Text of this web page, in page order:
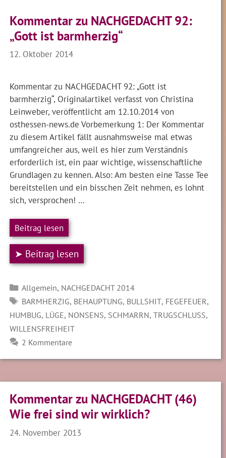
Kommentar zu NACHGEDACHT 92:
„Gott ist barmherzig“
12. Oktober 2014
Kommentar zu NACHGEDACHT 92: „Gott ist
barmherzig“, Originalartikel verfasst von Christina
Leinweber, veröffentlicht am 12.10.2014 von
osthessen-news.de Vorbemerkung 1: Der Kommentar
zu diesem Artikel fällt ausnahmsweise mal etwas
umfangreicher aus, weil es hier zum Verständnis
erforderlich ist, ein paar wichtige, wissenschaftliche
Grundlagen zu kennen. Also: Am besten eine Tasse Tee
bereitstellen und ein bisschen Zeit nehmen, es lohnt
sich, versprochen! …
Beitrag lesen
➤ Beitrag lesen
Kategorien
Allgemein, NACHGEDACHT 2014
SCHLAGWÖRTER
BARMHERZIG, BEHAUPTUNG, BULLSHIT, FEGEFEUER,
HUMBUG, LÜGE, NONSENS, SCHMARRN,TRUGSCHLUSS,
WILLENSFREIHEIT
2 Kommentare
Kommentar zu NACHGEDACHT (46)
Wie frei sind wir wirklich?
24. November 2013